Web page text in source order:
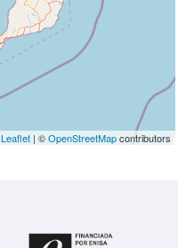
Leaflet | ©OpenStreetMapcontributors